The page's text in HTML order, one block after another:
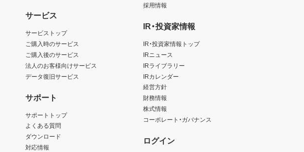
サービス
サービストップ
ご購入時のサービス
ご購入後のサービス
法人のお客様向けサービス
データ復旧サービス
サポート
サポートトップ
よくある質問
ダウンロード
対応情報
採用情報
IR・投資家情報
IR・投資家情報トップ
IRニュース
IRライブラリー
IRカレンダー
経営方針
財務情報
株式情報
コーポレート・ガバナンス
ログイン